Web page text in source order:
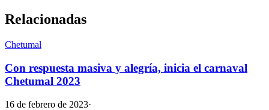
Relacionadas
Chetumal
Con respuesta masiva y alegría, inicia el carnaval
Chetumal 2023
16 de febrero de 2023·